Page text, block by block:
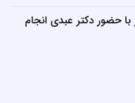
با حضور دکتر عبدی انجام